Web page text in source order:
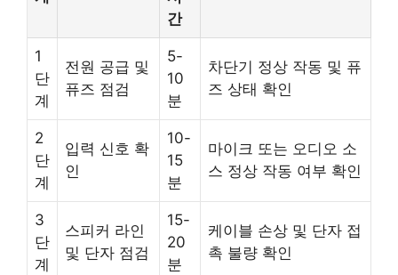
간
1
단
계
전원 공급 및
퓨즈 점검
5-
10
분
차단기 정상 작동 및 퓨
즈 상태 확인
2
단
계
입력 신호 확
인
10-
15
분
마이크 또는 오디오 소
스 정상 작동 여부 확인
3
단
계
스피커 라인
및 단자 점검
15-
20
분
케이블 손상 및 단자 접
촉 불량 확인